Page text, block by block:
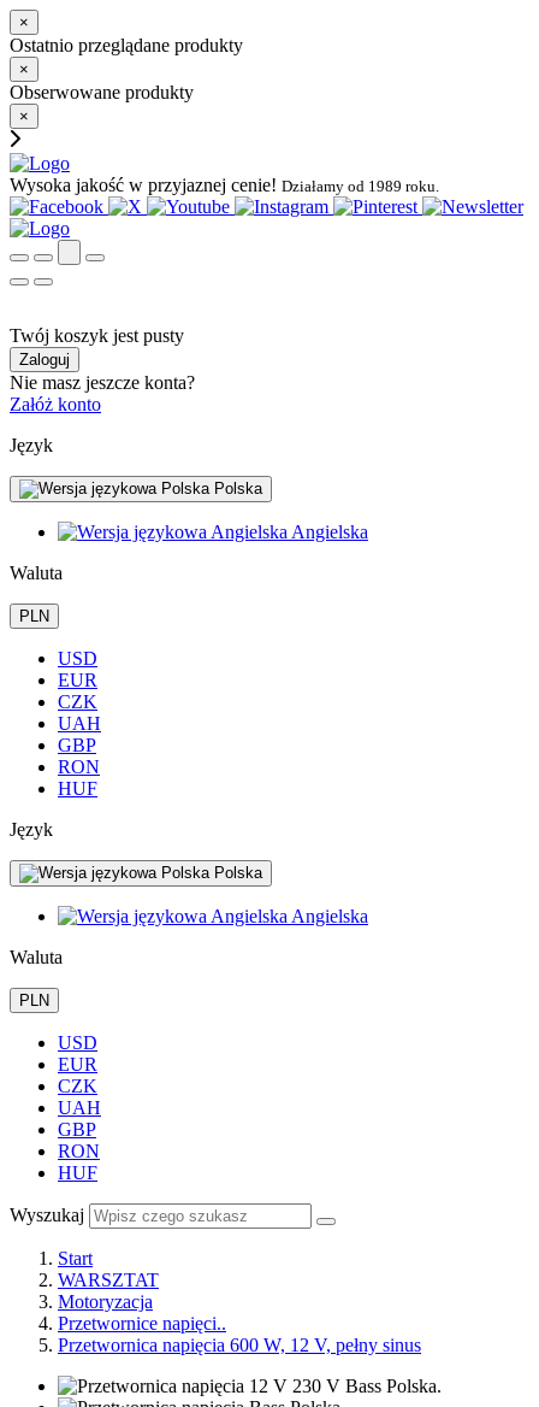
×
Ostatnio przeglądane produkty
×
Obserwowane produkty
×
Wysoka jakość w przyjaznej cenie! Działamy od 1989 roku.
Twój koszyk jest pusty
Zaloguj
Nie masz jeszcze konta?
Załóż konto
Język
Polska
Angielska
Waluta
PLN
USD
EUR
CZK
UAH
GBP
RON
HUF
Język
Polska
Angielska
Waluta
PLN
USD
EUR
CZK
UAH
GBP
RON
HUF
Wyszukaj
Start
WARSZTAT
Motoryzacja
Przetwornice napięci..
Przetwornica napięcia 600 W, 12 V, pełny sinus